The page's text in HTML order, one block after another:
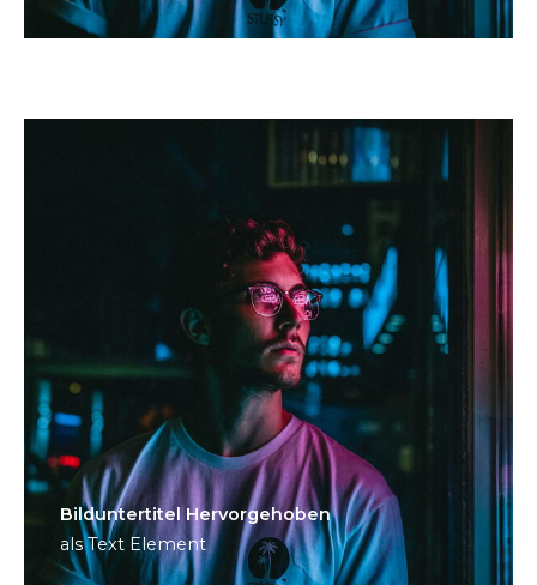
Bild­unter­titel Hervorgehoben
als Text Element